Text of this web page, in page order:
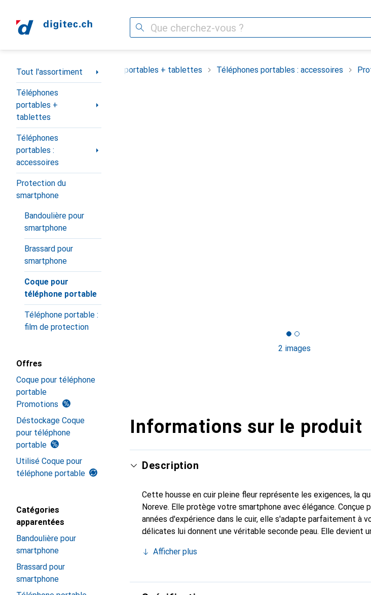
Recherche
Navigation par catégorie
Tout l'assortiment
Téléphones
portables +
tablettes
Téléphones
portables :
accessoires
Protection du
smartphone
Bandoulière pour
smartphone
Brassard pour
smartphone
Coque pour
téléphone portable
Téléphone portable :
film de protection
Offres
Coque pour téléphone
portable
Promotions
Déstockage Coque
pour téléphone
portable
Utilisé Coque pour
téléphone portable
Catégories
apparentées
Bandoulière pour
smartphone
Brassard pour
smartphone
Tout l'assortiment Téléphones portables + tablettes Téléphones portables : accessoires
2 images
Informations sur le produit
Description
Cette housse en cuir pleine fleur représente les exigences, la
Noreve. Elle protège votre smartphone avec élégance. Conçue
années d'expérience dans le cuir, elle s'adapte parfaitement à
délicates lui donnent une véritable seconde peau. Elle devient
un choix fiable pour une clientèle exigeante.
Afficher plus